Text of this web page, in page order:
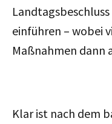
einführen – wobei
Maßnahmen dann
Klar ist nach dem